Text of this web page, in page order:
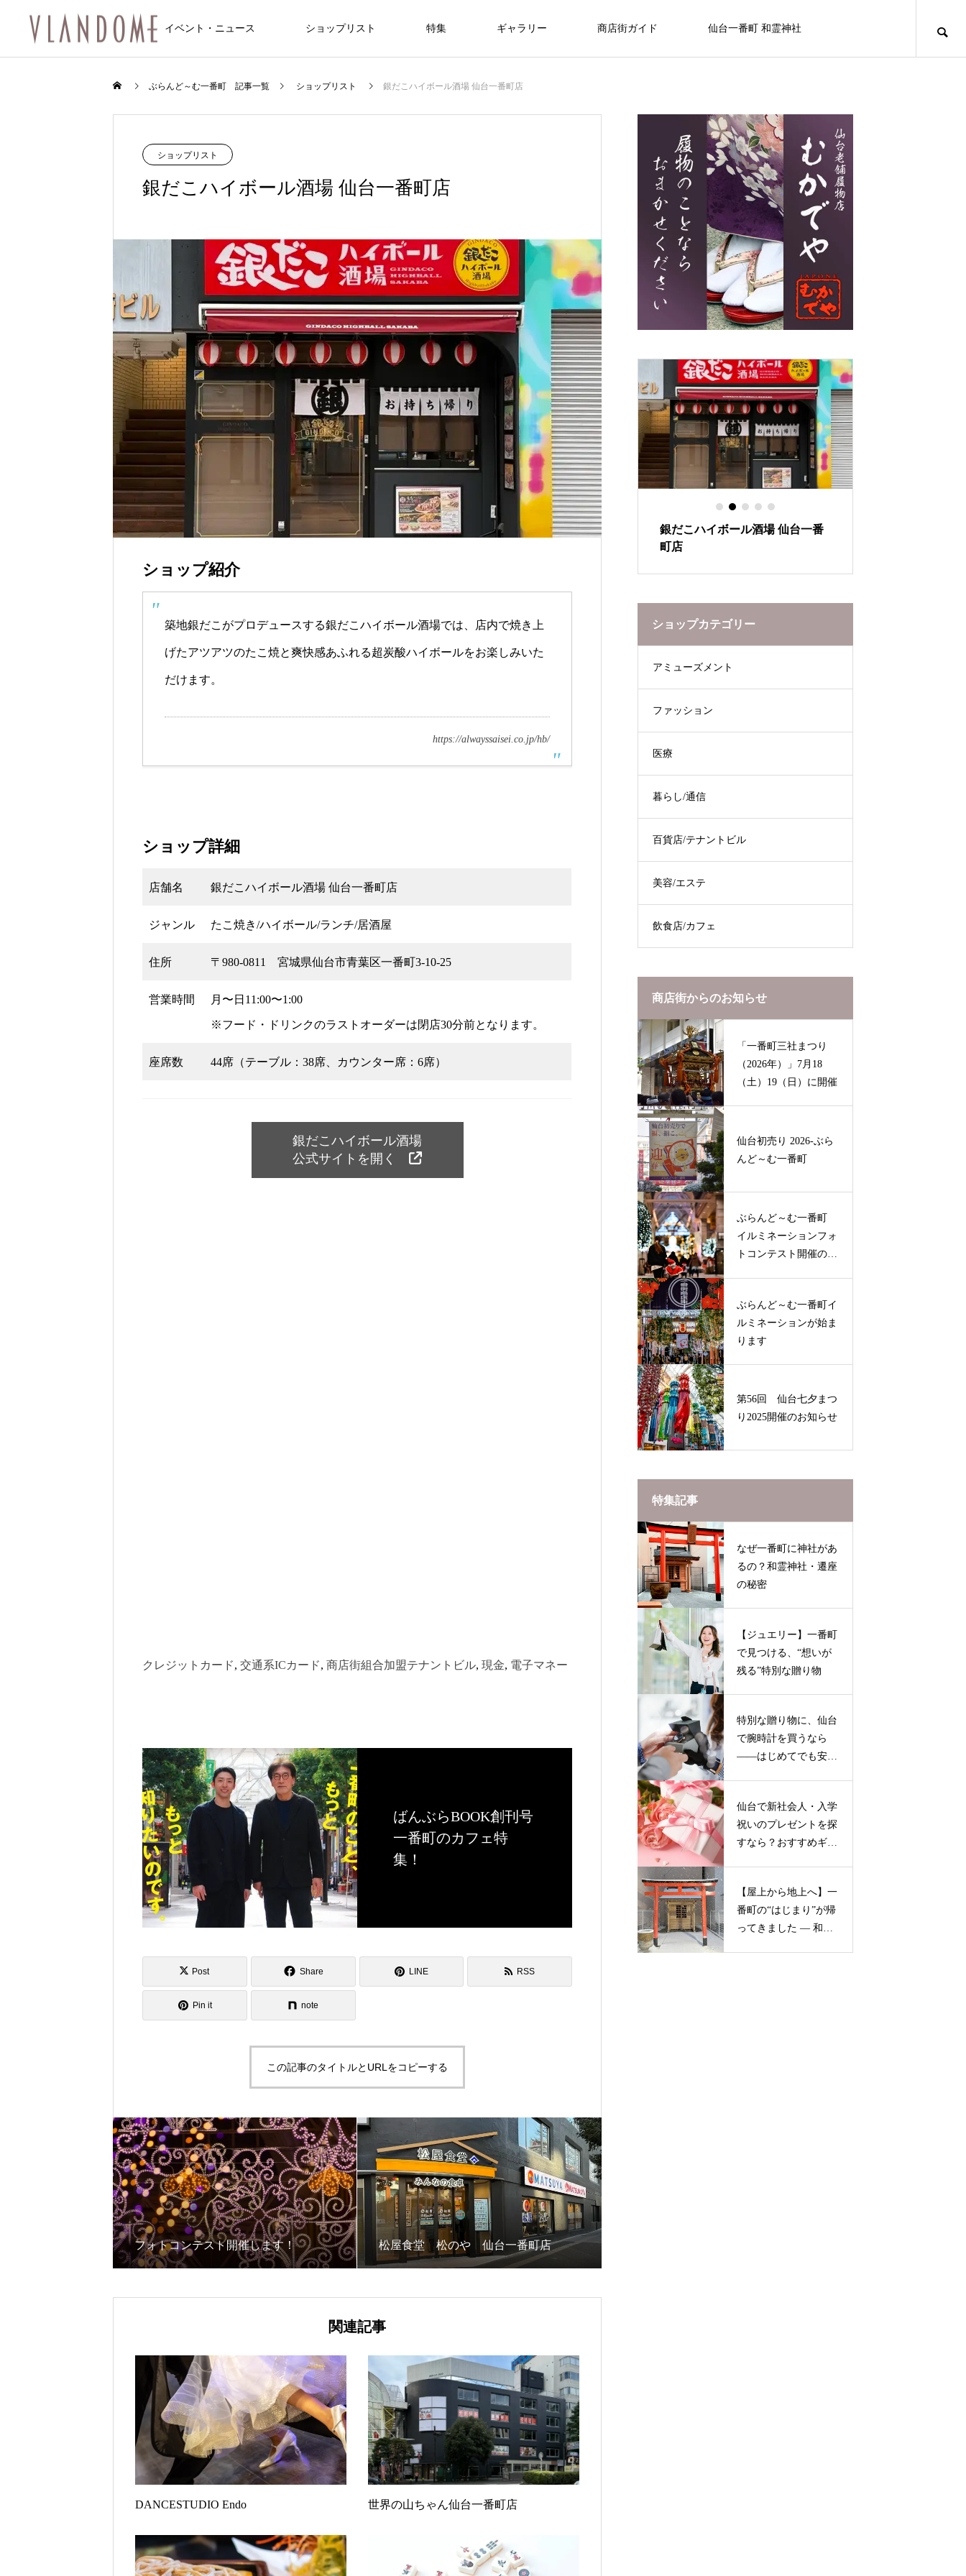
イベント・ニュース ショップリスト 特集 ギャラリー 商店街ガイド 仙台一番町 和霊神社
NEW
8/6～8/8 仙台七夕まつり開催のお知
らせ
2026.08.01
8/1・8/2・8/9 ぶらんど～む一番町ス
トリートピアノ
2026.08.01
8/20日（木） フコク生命 社会貢献
活動を行います。
NEW
8/6～8/8 仙台七夕まつり開催のお知
らせ
2026.08.01
3.11希望プロジェクト2026
2026.03.01
仙台初売り情報 2026
2025.12.27
2026.01.10
oomiya 仙台店
2025.03.18
OSHMAN’S 仙台店
2024.10.05
松屋食堂 松のや 仙台一番町店
2025.12.20
銀だこハイボール酒場 仙台一番町店
2025.12.20
カフェ＆バー ユーフォリア
2025.11.08
Une fleur (アンフルール 仙台店)
2025.11.08
ラブフェイス
2024.07.15
白牡丹
2024.07.15
マシンピラティス 仙台一番町Two Thr
ee
2024.12.20
DANCESTUDIO Endo
2024.09.25
セブンイレブン
2024.09.25
サンドラッグ仙台一番町店
2024.09.29
一番町耳鼻科
2024.09.29
せんだい皮膚科医院
2024.09.29
トレカ道楽 仙台駅前アーケード店
2025.12.20
快活CLUB仙台一番町ぶらんどーむ店
2025.11.08
カラオケマック 仙台一番町店
2025.03.21
2025.12.14
アクアビル
2025.12.14
BELLAⅡビル
2024.09.15
10
【ジュエリー】一番町で見つける、“想いが
残る”特別な贈り物
09
特別な贈り物に、仙台で腕時計を買うなら
——はじめてでも安心の２つのお店
FEATURE
10
なぜ一番町に神社があるの？和霊神社・遷座
の秘密
を探すなら？おすすめギフトガイド
【屋上から地上へ】一番町の“はじま
り”が帰ってきました ― 和霊神社 遷座
ライフスタイル
初売りは仙台の“文化”
ライフスタイル
「秋」の街で見つける、小さなときめき
とあたたかさ
ぶらんど～む一番町 記事一覧 ショップリスト 銀だこハイボール酒場 仙台一番町店
ショップリスト
銀だこハイボール酒場 仙台一番町店
ショップ紹介
築地銀だこがプロデュースする銀だこハイボール酒場では、店内で焼き上
げたアツアツのたこ焼と爽快感あふれる超炭酸ハイボールをお楽しみいた
だけます。
https://alwayssaisei.co.jp/hb/
ショップ詳細
店舗名 銀だこハイボール酒場 仙台一番町店
ジャンル たこ焼き/ハイボール/ランチ/居酒屋
住所 〒980-0811 宮城県仙台市青葉区一番町3-10-25
営業時間 月〜日11:00〜1:00
※フード・ドリンクのラストオーダーは閉店30分前となります。
座席数 44席（テーブル：38席、カウンター席：6席）
銀だこハイボール酒場
公式サイトを開く
クレジットカード, 交通系ICカード, 商店街組合加盟テナントビル, 現金, 電子マネー
ばんぶらBOOK創刊号
一番町のカフェ特
集！
Post Share LINE RSS
Pin it note
この記事のタイトルとURLをコピーする
フォトコンテスト開催します！ 松屋食堂 松のや 仙台一番町店
関連記事
DANCESTUDIO Endo 世界の山ちゃん仙台一番町店
世界の山ちゃん仙台一番町店
松屋食堂 松のや 仙台一番町
銀だこハイボール酒場 仙台一番
町店
ショップカテゴリー
アミューズメント
ファッション
医療
暮らし/通信
百貨店/テナントビル
美容/エステ
飲食店/カフェ
商店街からのお知らせ
「一番町三社まつり
（2026年）」7月18
（土）19（日）に開催
仙台初売り 2026-ぶら
んど～む一番町
ぶらんど～む一番町
イルミネーションフォ
トコンテスト開催のお
ぶらんど～む一番町イ
ルミネーションが始ま
ります
第56回 仙台七夕まつ
り2025開催のお知らせ
特集記事
なぜ一番町に神社があ
るの？和霊神社・遷座
の秘密
【ジュエリー】一番町
で見つける、“想いが
残る”特別な贈り物
特別な贈り物に、仙台
で腕時計を買うなら
——はじめてでも安心
仙台で新社会人・入学
祝いのプレゼントを探
すなら？おすすめギフ
【屋上から地上へ】一
番町の“はじまり”が帰
ってきました ― 和霊